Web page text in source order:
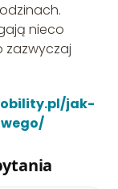
nieco
zazwyczaj
jak-